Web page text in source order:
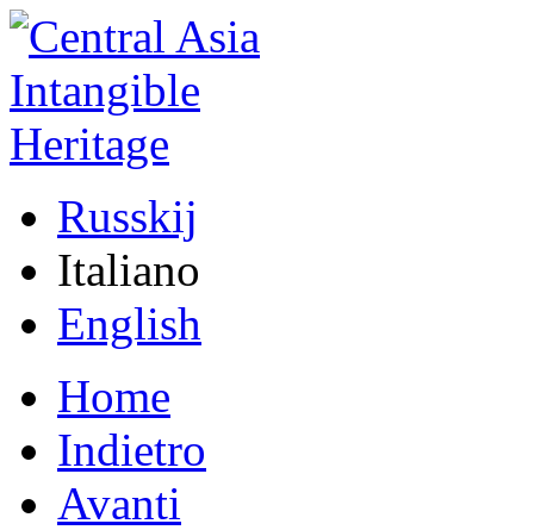
Russkij
Italiano
English
Home
Indietro
Avanti